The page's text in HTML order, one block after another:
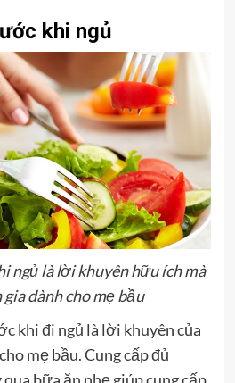
khi ngủ
ngủ là lời khuyên hữu ích mà
gia dành cho mẹ bầu
khi đi ngủ là lời khuyên của
mẹ bầu. Cung cấp đủ